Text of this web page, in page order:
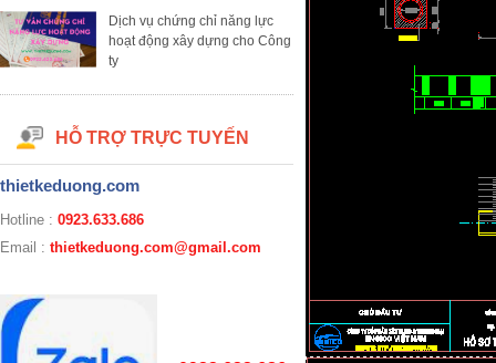
Dịch vụ chứng chỉ năng lực
hoạt động xây dựng cho Công
ty
HỖ TRỢ TRỰC TUYẾN
thietkeduong.com
Hotline : 0923.633.686
Email : thietkeduong.com@gmail.com